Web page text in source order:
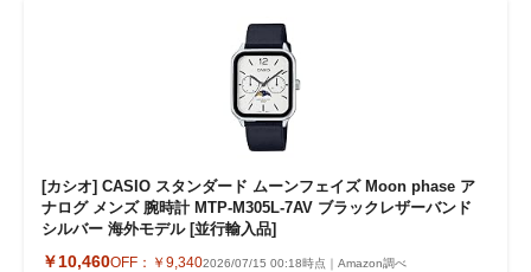
[カシオ] CASIO スタンダード ムーンフェイズ Moon phase ア
ナログ メンズ 腕時計 MTP-M305L-7AV ブラックレザーバンド
シルバー 海外モデル [並行輸入品]
￥10,460OFF： ￥9,3402026/07/15 00:18時点｜Amazon調べ